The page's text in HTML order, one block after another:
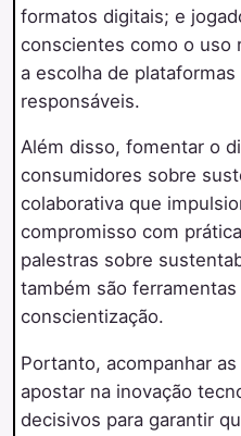
formatos digitais; e
conscientes como o uso
a escolha de
responsáveis.
Além disso, fomentar o
consumidores sobre
colaborativa que
compromisso com
palestras sobre
também são
conscientização.
Portanto, acompanhar
apostar na inovação
decisivos para garantir